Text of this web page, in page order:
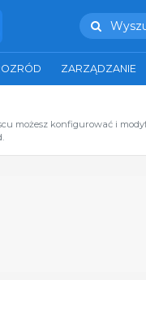
ZARZĄDZANIE
możesz konfigurować i